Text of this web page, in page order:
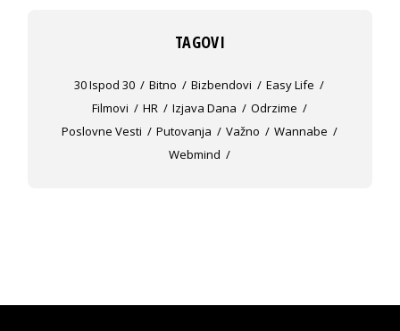
TAGOVI
30 Ispod 30 Bitno Bizbendovi
Easy Life
Filmovi
HR Izjava Dana
Odrzime
Poslovne Vesti
Putovanja Važno
Wannabe
Webmind